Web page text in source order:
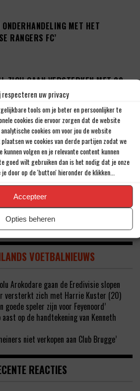
respecteren uw privacy
tools om je beter en persoonlijker te
cookies die ervoor zorgen dat de website
cookies om voor jou de website
we cookies van derde partijen zodat we
volgen en je relevante content kunnen
goed wilt gebruiken dan is het nodig dat je onze
door op de 'button' hieronder de klikken...
Accepteer
Opties beheren
ONDERHANDELING MET HET
RANGERS FC’
ZICH GAAN VERSTERKEN MET 29-
CAMARA’
(29) TEKENT VOOR VIER
FC TWENTE
ZIJN VOOR FEYENOORD’
VOETBALNIEUWS
Arokodare gaan de Eredivisie slopen
versterkt zich met Harrie Kuster (20)
goede speler zijn voor Feyenoord’
op de handtekening van Kenneth
niet verkopen aan Club Brugge’
REACTIES